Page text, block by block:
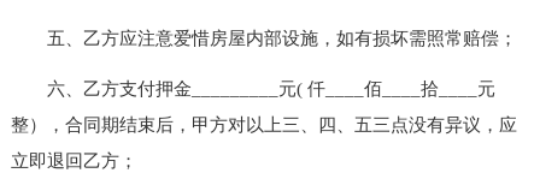
五、乙方应注意爱惜房屋内部设施，如有损坏需照常赔偿；
六、乙方支付押金_________元( 仟____佰____拾____元
整），合同期结束后，甲方对以上三、四、五三点没有异议，应
立即退回乙方；